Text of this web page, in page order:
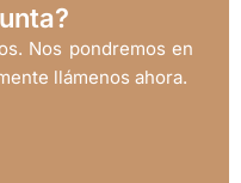
Nos pondremos en
llámenos ahora.